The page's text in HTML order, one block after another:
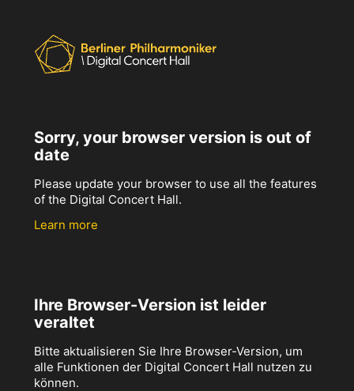
Sorry, your browser version is out of
date
Please update your browser to use all the features
of the Digital Concert Hall.
Learn more
Ihre Browser-Version ist leider
veraltet
Bitte aktualisieren Sie Ihre Browser-Version, um
alle Funktionen der Digital Concert Hall nutzen zu
können.